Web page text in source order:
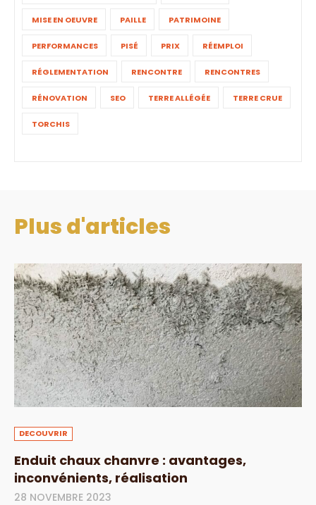
MISE EN OEUVRE PAILLE PATRIMOINE
PERFORMANCES PISÉ PRIX RÉEMPLOI
RÉGLEMENTATION RENCONTRE RENCONTRES
RÉNOVATION SEO TERRE ALLÉGÉE TERRE CRUE
TORCHIS
Plus d'articles
DECOUVRIR
Enduit chaux chanvre : avantages,
inconvénients, réalisation
28 NOVEMBRE 2023